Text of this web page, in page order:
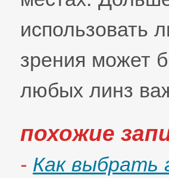
использовать
зрения может
любых линз
похожие
- Как выбрать